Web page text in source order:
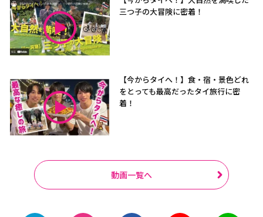
三つ子の大冒険に密着！
【今からタイへ！】食・宿・景色どれ
をとっても最高だったタイ旅行に密
着！
動画一覧へ